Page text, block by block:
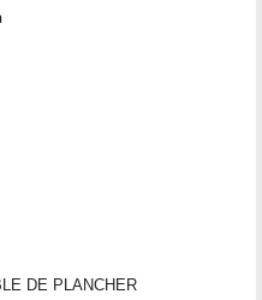
DE PLANCHER